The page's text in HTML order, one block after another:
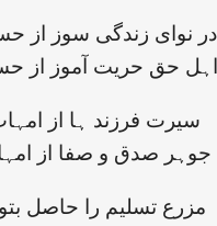
در نوای زندگی سوز از
اہل حق حریت آموز از
سیرت فرزند ہا از
جوہر صدق و صفا از
مزرع تسلیم را حاصل